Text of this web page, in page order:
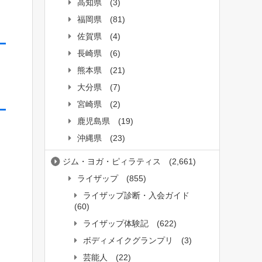
高知県
(3)
福岡県
(81)
佐賀県
(4)
長崎県
(6)
熊本県
(21)
大分県
(7)
宮崎県
(2)
鹿児島県
(19)
沖縄県
(23)
ジム・ヨガ・ピィラティス
(2,661)
ライザップ
(855)
ライザップ診断・入会ガイド
(60)
ライザップ体験記
(622)
ボディメイクグランプリ
(3)
芸能人
(22)